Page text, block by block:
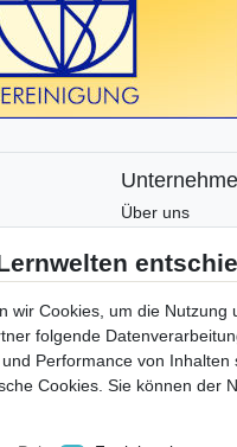
Über uns
Widerrufsrecht
Bestellung
AGB
wir Cookies, um die Nutzung
folgende
Performance von Inhalten
Cookies. Sie können der